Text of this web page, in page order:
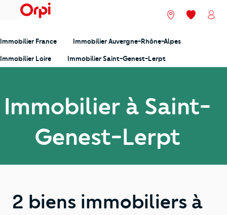
menu Nos agences
Mes
Immobilier France Immobilier Auvergne-Rhône-Alpes
Immobilier Loire Immobilier Saint-Genest-Lerpt
Immobilier à Saint-
Genest-Lerpt
2 biens immobiliers à